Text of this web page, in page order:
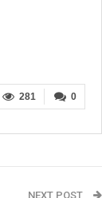
0
281
NEXT POST